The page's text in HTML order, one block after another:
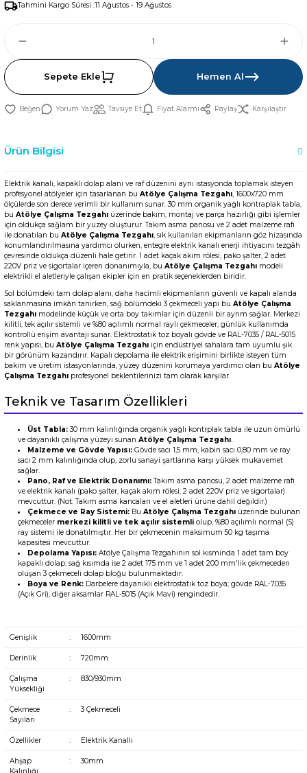
Tahmini Kargo Süresi :11 Ağustos - 19 Ağustos
Sepete Ekle Hemen Al
Yorum Yaz Tavsiye Et Fiyat Alarmı Paylaş Karşılaştır
Ürün Bilgisi
Elektrik kanalı, kapaklı dolap alanı ve raf düzenini aynı istasyonda toplamak isteyen
profesyonel atölyeler için tasarlanan bu Atölye Çalışma Tezgahı, 1600x720 mm
ölçülerde son derece verimli bir kullanım sunar. 30 mm organik yağlı kontraplak tabla,
bu Atölye Çalışma Tezgahı üzerinde bakım, montaj ve parça hazırlığı gibi işlemler
için oldukça sağlam bir yüzey oluşturur. Takım asma panosu ve 2 adet malzeme rafı
ile donatılan bu Atölye Çalışma Tezgahı, sık kullanılan ekipmanların göz hizasında
konumlandırılmasına yardımcı olurken, entegre elektrik kanalı enerji ihtiyacını tezgâh
çevresinde oldukça düzenli hale getirir. 1 adet kaçak akım rölesi, pako şalter, 2 adet
220V priz ve sigortalar içeren donanımıyla, bu Atölye Çalışma Tezgahı modeli
elektrikli el aletleriyle çalışan ekipler için en pratik seçeneklerden biridir.
Sol bölümdeki tam dolap alanı, daha hacimli ekipmanların güvenli ve kapalı alanda
saklanmasına imkân tanırken, sağ bölümdeki 3 çekmeceli yapı bu Atölye Çalışma
Tezgahı modelinde küçük ve orta boy takımlar için düzenli bir ayrım sağlar. Merkezi
kilitli, tek açılır sistemli ve %80 açılımlı normal raylı çekmeceler, günlük kullanımda
kontrollü erişim avantajı sunar. Elektrostatik toz boyalı gövde ve RAL-7035 / RAL-5015
renk yapısı, bu Atölye Çalışma Tezgahı için endüstriyel sahalara tam uyumlu şık
bir görünüm kazandırır. Kapalı depolama ile elektrik erişimini birlikte isteyen tüm
bakım ve üretim istasyonlarında, yüzey düzenini korumaya yardımcı olan bu Atölye
Çalışma Tezgahı profesyonel beklentilerinizi tam olarak karşılar.
Teknik ve Tasarım Özellikleri
Üst Tabla:30 mm kalınlığında organik yağlı kontrplak tabla ile uzun ömürlü
ve dayanıklı çalışma yüzeyi sunan Atölye Çalışma Tezgahı.
Malzeme ve Gövde Yapısı: Gövde sacı 1,5 mm, kabin sacı 0,80 mm ve ray
sacı 2 mm kalınlığında olup, zorlu sanayi şartlarına karşı yüksek mukavemet
sağlar.
Pano, Raf ve Elektrik Donanımı:Takım asma panosu, 2 adet malzeme rafı
ve elektrik kanalı (pako şalter, kaçak akım rölesi, 2 adet 220V priz ve sigortalar)
mevcuttur. (Not: Takım asma kancaları ve el aletleri ürüne dahil değildir.)
Çekmece ve Ray Sistemi: BuAtölye Çalışma Tezgahı üzerinde bulunan
çekmeceler merkezi kilitli ve tek açılır sistemli olup, %80 açılımlı normal (S)
ray sistemi ile donatılmıştır. Her bir çekmecenin maksimum 50 kg taşıma
kapasitesi mevcuttur.
Depolama Yapısı: Atölye Çalışma Tezgahının sol kısmında 1 adet tam boy
kapaklı dolap; sağ kısımda ise 2 adet 175 mm ve 1 adet 200 mm'lik çekmeceden
oluşan 3 çekmeceli dolap bloğu bulunmaktadır.
Boya ve Renk: Darbelere dayanıklı elektrostatik toz boya; gövde RAL-7035
(Açık Gri), diğer aksamlar RAL-5015 (Açık Mavi) rengindedir.
Genişlik : 1600mm
Derinlik : 720mm
Çalışma
Yüksekliği
: 830/930mm
Çekmece
Sayıları
: 3 Çekmeceli
Özellikler : Elektrik Kanallı
Ahşap
: 30mm